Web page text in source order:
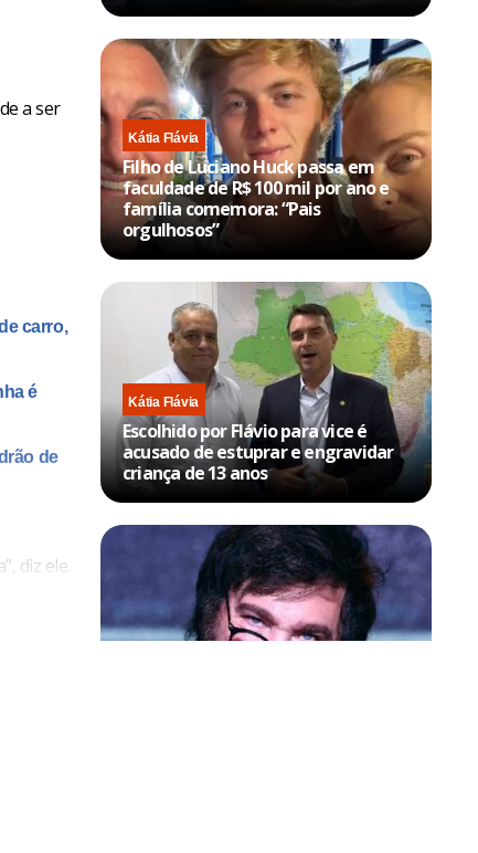
a ser
carro,
é
de
diz ele.
que,
Kátia Flávia
Filho de Luciano Huck passa em
faculdade de R$ 100 mil por ano e
família comemora: “Pais
orgulhosos”
Kátia Flávia
Escolhido por Flávio para vice é
acusado de estuprar e engravidar
criança de 13 anos